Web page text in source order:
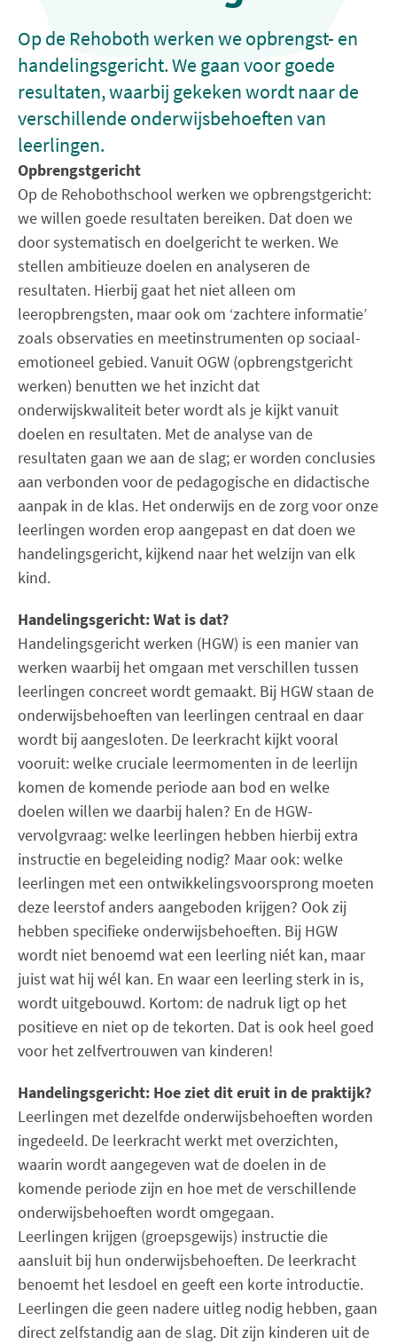
Op de Rehoboth werken we opbrengst- en
handelingsgericht. We gaan voor goede
resultaten, waarbij gekeken wordt naar de
verschillende onderwijsbehoeften van
leerlingen.
Opbrengstgericht
Op de Rehobothschool werken we opbrengstgericht:
we willen goede resultaten bereiken. Dat doen we
door systematisch en doelgericht te werken. We
stellen ambitieuze doelen en analyseren de
resultaten. Hierbij gaat het niet alleen om
leeropbrengsten, maar ook om ‘zachtere informatie’
zoals observaties en meetinstrumenten op sociaal-
emotioneel gebied. Vanuit OGW (opbrengstgericht
werken) benutten we het inzicht dat
onderwijskwaliteit beter wordt als je kijkt vanuit
doelen en resultaten. Met de analyse van de
resultaten gaan we aan de slag; er worden conclusies
aan verbonden voor de pedagogische en didactische
aanpak in de klas. Het onderwijs en de zorg voor onze
leerlingen worden erop aangepast en dat doen we
handelingsgericht, kijkend naar het welzijn van elk
kind.
Handelingsgericht: Wat is dat?
Handelingsgericht werken (HGW) is een manier van
werken waarbij het omgaan met verschillen tussen
leerlingen concreet wordt gemaakt. Bij HGW staan de
onderwijsbehoeften van leerlingen centraal en daar
wordt bij aangesloten. De leerkracht kijkt vooral
vooruit: welke cruciale leermomenten in de leerlijn
komen de komende periode aan bod en welke
doelen willen we daarbij halen? En de HGW-
vervolgvraag: welke leerlingen hebben hierbij extra
instructie en begeleiding nodig? Maar ook: welke
leerlingen met een ontwikkelingsvoorsprong moeten
deze leerstof anders aangeboden krijgen? Ook zij
hebben specifieke onderwijsbehoeften. Bij HGW
wordt niet benoemd wat een leerling niét kan, maar
juist wat hij wél kan. En waar een leerling sterk in is,
wordt uitgebouwd. Kortom: de nadruk ligt op het
positieve en niet op de tekorten. Dat is ook heel goed
voor het zelfvertrouwen van kinderen!
Handelingsgericht: Hoe ziet dit eruit in de praktijk?
Leerlingen met dezelfde onderwijsbehoeften worden
ingedeeld. De leerkracht werkt met overzichten,
waarin wordt aangegeven wat de doelen in de
komende periode zijn en hoe met de verschillende
onderwijsbehoeften wordt omgegaan.
Leerlingen krijgen (groepsgewijs) instructie die
aansluit bij hun onderwijsbehoeften. De leerkracht
benoemt het lesdoel en geeft een korte introductie.
Leerlingen die geen nadere uitleg nodig hebben, gaan
direct zelfstandig aan de slag. Dit zijn kinderen uit de